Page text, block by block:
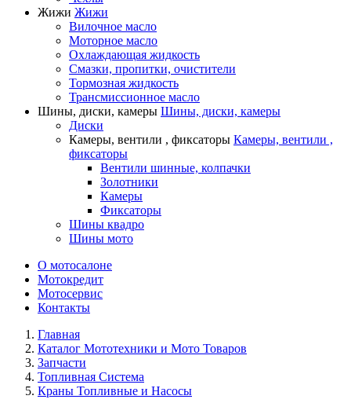
Жижи Жижи
Вилочное масло
Моторное масло
Охлаждающая жидкость
Смазки, пропитки, очистители
Тормозная жидкость
Трансмиссионное масло
Шины, диски, камеры Шины, диски, камеры
Диски
Камеры, вентили , фиксаторы Камеры, вентили ,
фиксаторы
Вентили шинные, колпачки
Золотники
Камеры
Фиксаторы
Шины квадро
Шины мото
О мотосалоне
Мотокредит
Мотосервис
Контакты
Главная
Каталог Мототехники и Мото Товаров
Запчасти
Топливная Система
Краны Топливные и Насосы